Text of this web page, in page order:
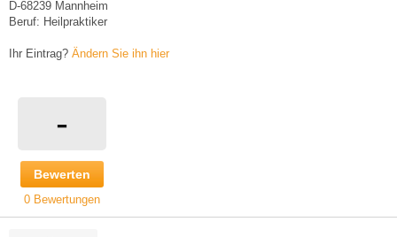
D-68239 Mannheim
Beruf: Heilpraktiker
Ihr Eintrag? Ändern Sie ihn hier
-
Bewerten
0 Bewertungen